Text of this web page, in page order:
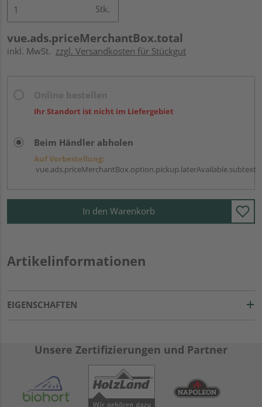
Stk.
vue.ads.priceMerchantBox.total
inkl. MwSt. zzgl. Versandkosten für Stückgut
Ihr Standort ist nicht im Liefergebiet
Beim Händler abholen
Auf Vorbestellung:
vue.ads.priceMerchantBox.option.pickup.laterAvailable.subtext
In den Warenkorb
Artikelinformationen
EIGENSCHAFTEN
Unsere Zertifizierungen und Partner